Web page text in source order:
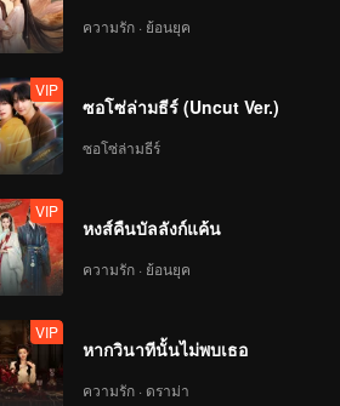
สองภพ
VIP
EP35: ประทีปรักเหนือ
สองภพ
VIP
EP36: ประทีปรักเหนือ
สองภพ
VIP
EP37: ประทีปรักเหนือ
สองภพ
ความรัก · ย้อนยุค
VIP
ซอโซ่ล่ามธีร์ (Uncut Ver.)
ซอโซ่ล่ามธีร์
VIP
หงส์คืนบัลลังก์แค้น
ความรัก · ย้อนยุค
VIP
หากวินาทีนั้นไม่พบเธอ
ความรัก · ดราม่า